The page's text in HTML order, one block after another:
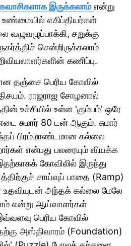
இருக்கலாம் என்று
எகிப்தியர்கள்
சறுக்கு
சென்றிருக்கலாம்
கணிப்பு.
தஞ்சை பெரிய கோவில்
ராஜராஜ சோழனால்
உச்சியில் உள்ள 'கும்பம்' ஒரே
சுமார் 80 டன் ஆகும். சுமார்
பிரம்மாண்டமான கல்லை
என்பது பலரையும் வியக்க
கோவிலில் இருந்து
சாய்வுப் பாதை (Ramp)
அந்தக் கல்லை மேலே
என்று ஆய்வாளர்கள்
பெரிய கோவில்
அஸ்திவாரம் (Foundation)